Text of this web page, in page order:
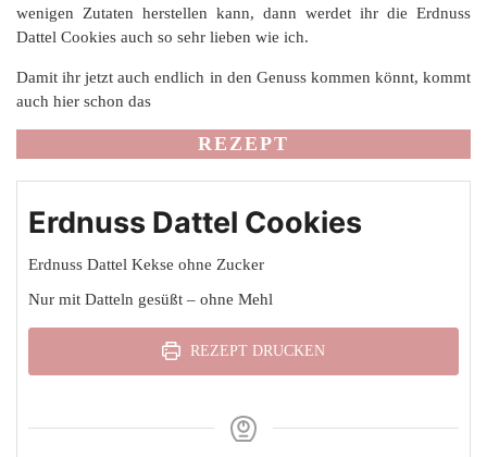
wenigen Zutaten herstellen kann, dann werdet ihr die Erdnuss
Dattel Cookies auch so sehr lieben wie ich.
Damit ihr jetzt auch endlich in den Genuss kommen könnt, kommt
auch hier schon das
REZEPT
Erdnuss Dattel Cookies
Erdnuss Dattel Kekse ohne Zucker
Nur mit Datteln gesüßt – ohne Mehl
REZEPT DRUCKEN